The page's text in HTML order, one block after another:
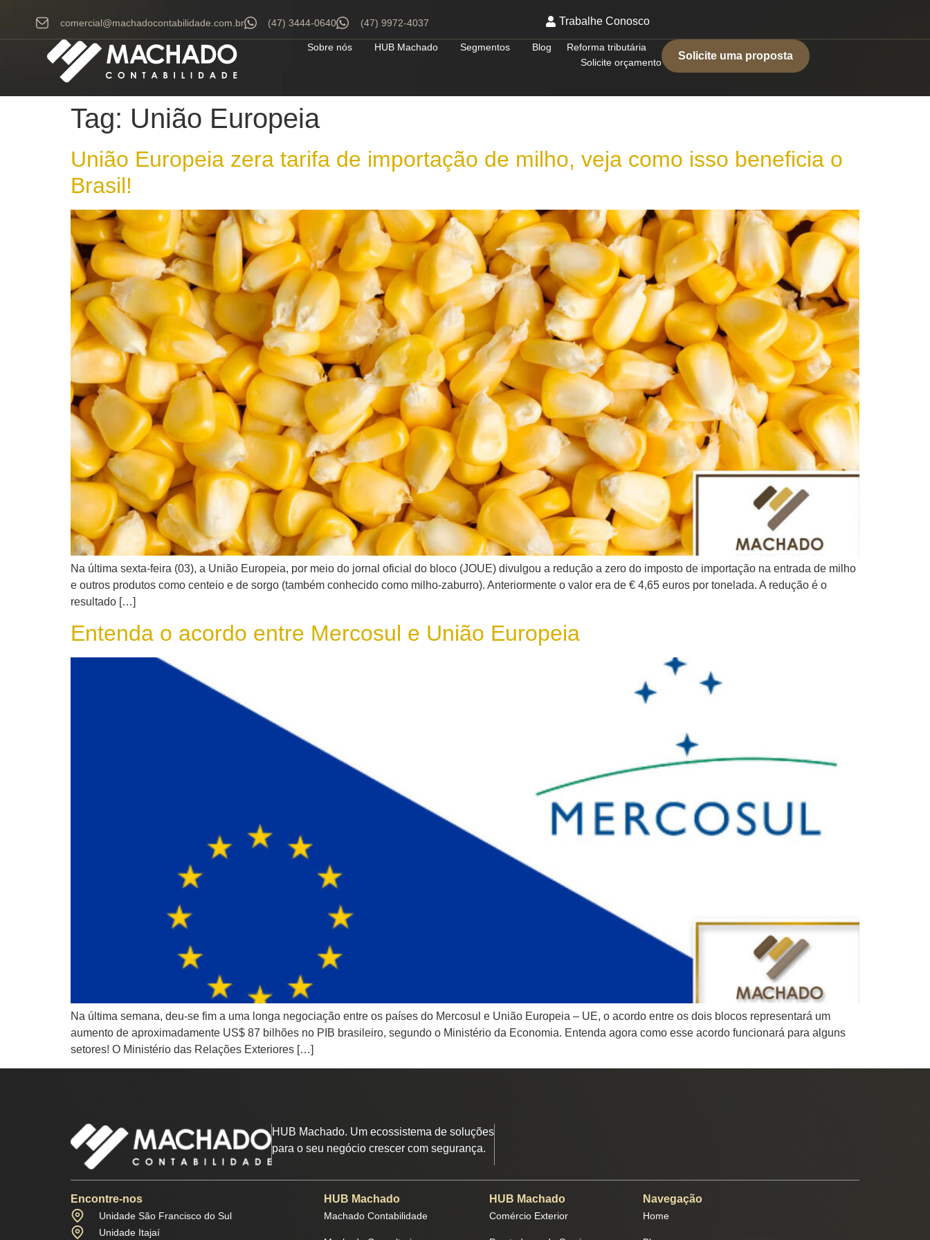
comercial@machadocontabilidade.com.br (47) 3444-0640 (47) 9972-4037 Trabalhe Conosco
Sobre nós HUB Machado Segmentos Blog
Reforma tributária
Solicite orçamento
Solicite uma proposta
Tag: União Europeia
União Europeia zera tarifa de importação de milho, veja como isso beneficia o
Brasil!
Na última sexta-feira (03), a União Europeia, por meio do jornal oficial do bloco (JOUE) divulgou a redução a zero do imposto de importação na entrada de milho
e outros produtos como centeio e de sorgo (também conhecido como milho-zaburro). Anteriormente o valor era de € 4,65 euros por tonelada. A redução é o
resultado […]
Entenda o acordo entre Mercosul e União Europeia
Na última semana, deu-se fim a uma longa negociação entre os países do Mercosul e União Europeia – UE, o acordo entre os dois blocos representará um
aumento de aproximadamente US$ 87 bilhões no PIB brasileiro, segundo o Ministério da Economia. Entenda agora como esse acordo funcionará para alguns
setores! O Ministério das Relações Exteriores […]
HUB Machado. Um ecossistema de soluções
para o seu negócio crescer com segurança.
Encontre-nos
Unidade São Francisco do Sul
Unidade Itajaí
HUB Machado
Machado Contabilidade
HUB Machado
Comércio Exterior
Navegação
Home